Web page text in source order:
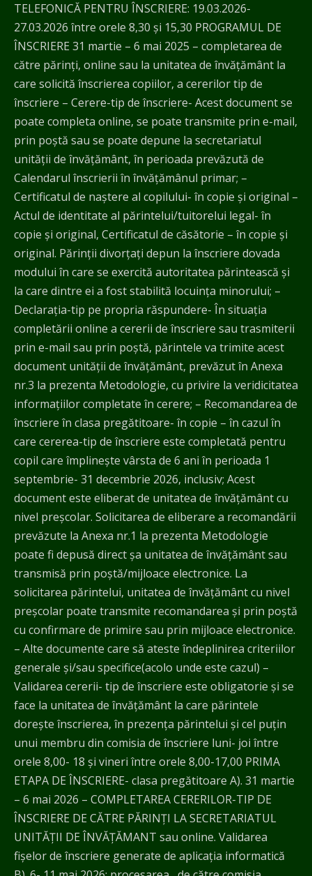
TELEFONICĂ PENTRU ÎNSCRIERE: 19.03.2026-
27.03.2026 între orele 8,30 și 15,30 PROGRAMUL DE
ÎNSCRIERE 31 martie – 6 mai 2025 – completarea de
către părinți, online sau la unitatea de învățământ la
care solicită înscrierea copiilor, a cererilor tip de
înscriere – Cerere-tip de înscriere- Acest document se
poate completa online, se poate transmite prin e-mail,
prin poștă sau se poate depune la secretariatul
unității de învățământ, în perioada prevăzută de
Calendarul înscrierii în învățămânul primar; –
Certificatul de naștere al copilului- în copie și original –
Actul de identitate al părintelui/tuitorelui legal- în
copie și original, Certificatul de căsătorie – în copie și
original. Părinții divorțați depun la înscriere dovada
modului în care se exercită autoritatea părintească și
la care dintre ei a fost stabilită locuința minorului; –
Declarația-tip pe propria răspundere- În situația
completării online a cererii de înscriere sau trasmiterii
prin e-mail sau prin poștă, părintele va trimite acest
document unității de învățământ, prevăzut în Anexa
nr.3 la prezenta Metodologie, cu privire la veridicitatea
informațiilor completate în cerere; – Recomandarea de
înscriere în clasa pregătitoare- în copie – în cazul în
care cererea-tip de înscriere este completată pentru
copil care împlinește vârsta de 6 ani în perioada 1
septembrie- 31 decembrie 2026, inclusiv; Acest
document este eliberat de unitatea de învățământ cu
nivel preșcolar. Solicitarea de eliberare a recomandării
prevăzute la Anexa nr.1 la prezenta Metodologie
poate fi depusă direct șa unitatea de învățământ sau
transmisă prin poștă/mijloace electronice. La
solicitarea părintelui, unitatea de învățământ cu nivel
preșcolar poate transmite recomandarea și prin poștă
cu confirmare de primire sau prin mijloace electronice.
– Alte documente care să ateste îndeplinirea criteriilor
generale și/sau specifice(acolo unde este cazul) –
Validarea cererii- tip de înscriere este obligatorie și se
face la unitatea de învățământ la care părintele
dorește înscrierea, în prezența părintelui și cel puțin
unui membru din comisia de înscriere luni- joi între
orele 8,00- 18 și vineri între orele 8,00-17,00 PRIMA
ETAPA DE ÎNSCRIERE- clasa pregătitoare A). 31 martie
– 6 mai 2026 – COMPLETAREA CERERILOR-TIP DE
ÎNSCRIERE DE CĂTRE PĂRINȚI LA SECRETARIATUL
UNITĂŢII DE ÎNVĂŢĂMANT sau online. Validarea
fișelor de înscriere generate de aplicația informatică